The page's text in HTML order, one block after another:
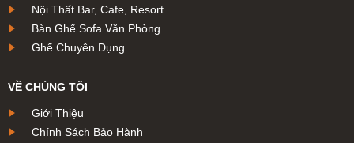
Nội Thất Bar, Cafe, Resort
Bàn Ghế Sofa Văn Phòng
Ghế Chuyên Dụng
VỀ CHÚNG TÔI
Giới Thiệu
Chính Sách Bảo Hành